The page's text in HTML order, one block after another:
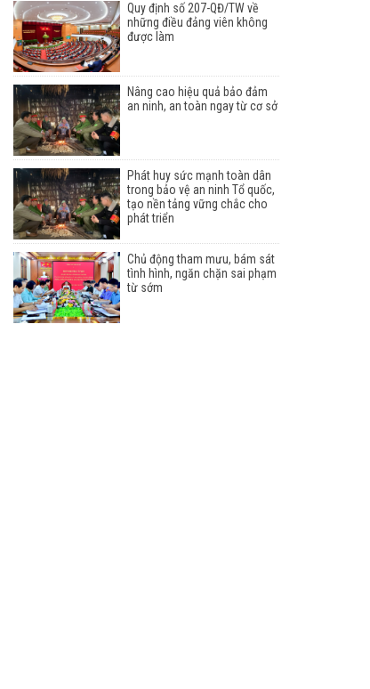
Quy định số 207-QĐ/TW về
những điều đảng viên không
được làm
Nâng cao hiệu quả bảo đảm
an ninh, an toàn ngay từ cơ sở
Phát huy sức mạnh toàn dân
trong bảo vệ an ninh Tổ quốc,
tạo nền tảng vững chắc cho
phát triển
Chủ động tham mưu, bám sát
tình hình, ngăn chặn sai phạm
từ sớm